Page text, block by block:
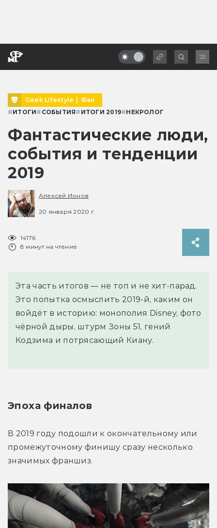
Geek Lifestyle | Фан
#ИТОГИ# СОБЫТИЯ# ИТОГИ 2019#НЕКРОЛОГ
Фантастические люди,
события и тенденции
2019
Алексей Ионов
20 января 2020 г.
14176
8 минут на чтение
Эта часть итогов — не топ и не хит-парад.
Это попытка осмыслить 2019-й, каким он
войдёт в историю: монополия Disney, фото
чёрной дыры, штурм Зоны 51, гений
Кодзима и потрясающий Киану.
Эпоха финалов
В 2019 году подошли к окончательному или
промежуточному финишу сразу несколько
значимых франшиз.